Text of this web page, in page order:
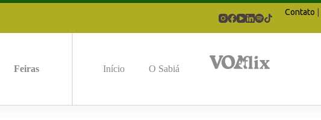
Contato |
Feiras Início O Sabiá